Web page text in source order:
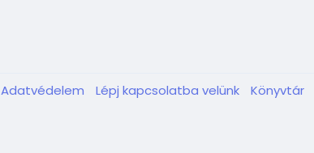
Adatvédelem Lépj kapcsolatba velünk Könyvtár